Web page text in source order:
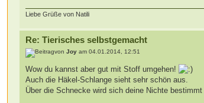
Liebe Grüße von Natili
Re: Tierisches selbstgemacht
vonJoy am 04.01.2014, 12:51
Wow du kannst aber gut mit Stoff umgehen!
Auch die Häkel-Schlange sieht sehr schön aus.
Über die Schnecke wird sich deine Nichte